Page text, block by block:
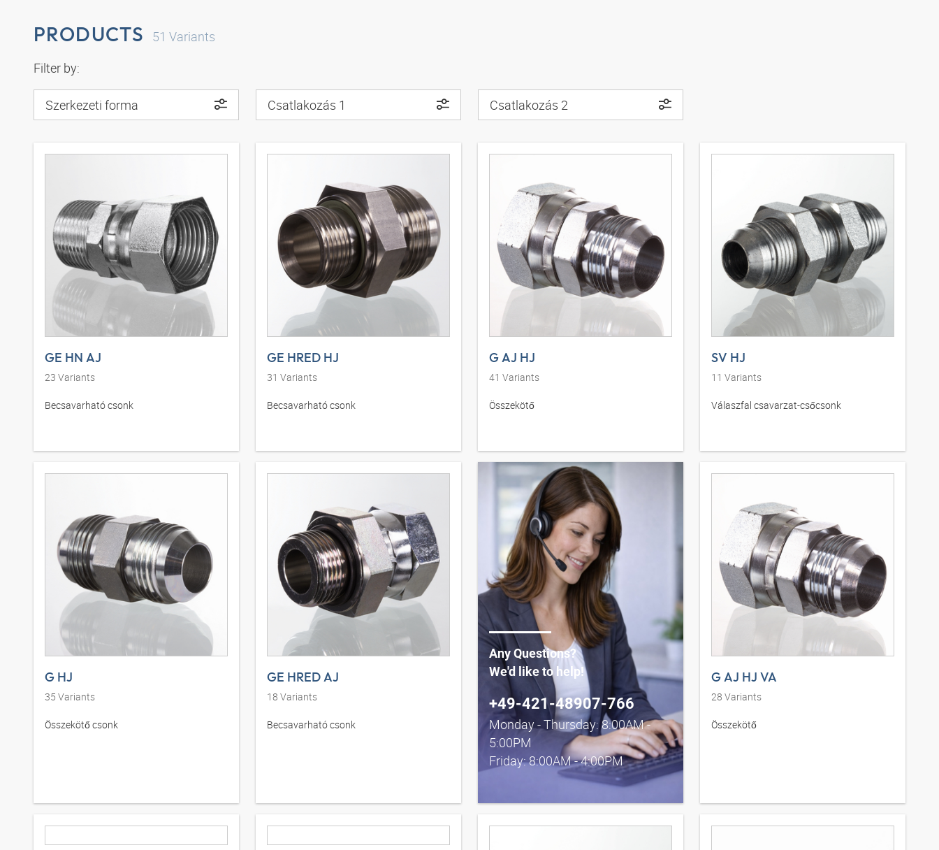
PRODUCTS 51 Variants
Filter by:
Szerkezeti forma Csatlakozás 1 Csatlakozás 2
GE HN AJ
23 Variants
Becsavarható csonk
GE HRED HJ
31 Variants
Becsavarható csonk
G AJ HJ
41 Variants
Összekötő
SV HJ
11 Variants
Válaszfal csavarzat-csőcsonk
G HJ
35 Variants
Összekötő csonk
GE HRED AJ
18 Variants
Becsavarható csonk
Any Questions?
We'd like to help!
+49-421-48907-766
Monday - Thursday: 8:00AM -
5:00PM
Friday: 8:00AM - 4:00PM
G AJ HJ VA
28 Variants
Összekötő